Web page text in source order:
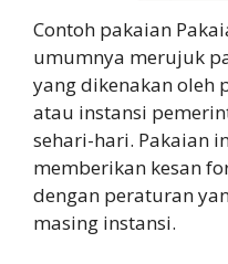
Contoh pakaian
umumnya merujuk
yang dikenakan oleh
atau instansi
sehari-hari. Pakaian
memberikan kesan
dengan peraturan
masing instansi.